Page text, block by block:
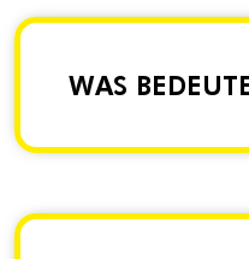
WAS